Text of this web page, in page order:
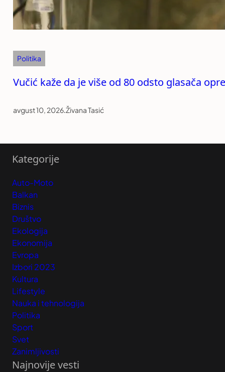
Politika
Vučić kaže da je više od 80 odsto glasača
avgust 10, 2026.Živana Tasić
Kategorije
Auto-Moto
Balkan
Biznis
Društvo
Ekologija
Ekonomija
Evropa
Izbori 2023
Kultura
Lifestyle
Nauka i tehnologija
Politika
Sport
Svet
Zanimljivosti
Najnovije vesti